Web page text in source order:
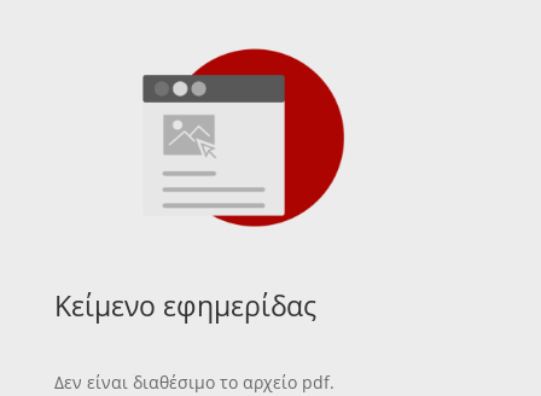
Κείμενο εφημερίδας
Δεν είναι διαθέσιμο το αρχείο pdf.